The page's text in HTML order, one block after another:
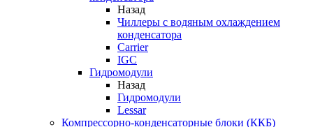
Назад
Чиллеры с водяным охлаждением
конденсатора
Carrier
IGC
Гидромодули
Назад
Гидромодули
Lessar
Компрессорно-конденсаторные блоки (ККБ)